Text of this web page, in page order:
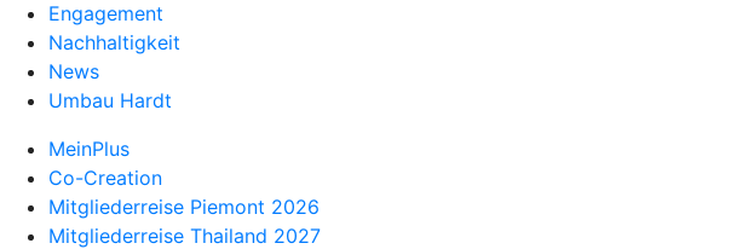
Engagement
Nachhaltigkeit
News
Umbau Hardt
MeinPlus
Co-Creation
Mitgliederreise Piemont 2026
Mitgliederreise Thailand 2027